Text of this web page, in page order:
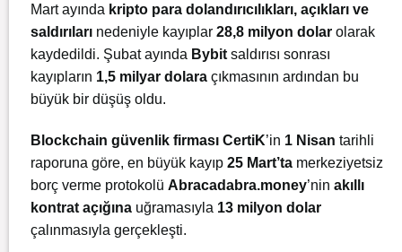
Mart ayında kripto para dolandırıcılıkları, açıkları ve
saldırıları nedeniyle kayıplar 28,8 milyon dolar olarak
kaydedildi. Şubat ayında Bybit saldırısı sonrası
kayıpların 1,5 milyar dolara çıkmasının ardından bu
büyük bir düşüş oldu.
Blockchain güvenlik firması CertiK’in 1 Nisan tarihli
raporuna göre, en büyük kayıp 25 Mart’ta merkeziyetsiz
borç verme protokolü Abracadabra.money’nin akıllı
kontrat açığına uğramasıyla 13 milyon dolar
çalınmasıyla gerçekleşti.